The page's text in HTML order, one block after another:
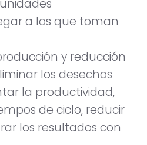
a los que toman
y reducción
los desechos
la productividad,
de ciclo, reducir
los resultados con